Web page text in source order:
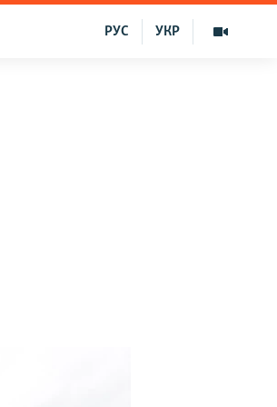
УКР
РУС